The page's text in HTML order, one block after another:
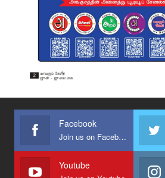
Facebook
Join us on Facebook
Youtube